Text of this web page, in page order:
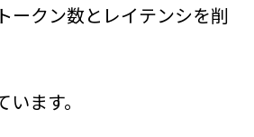
ークン数とレイテンシを削
ます。